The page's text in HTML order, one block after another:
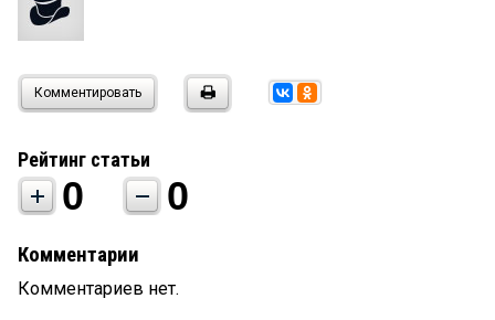
Комментировать
Рейтинг статьи
0 0
Комментарии
Комментариев нет.